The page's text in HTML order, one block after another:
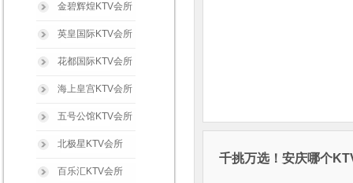
千挑万选！安庆哪个
金碧辉煌KTV会所
英皇国际KTV会所
花都国际KTV会所
海上皇宫KTV会所
五号公馆KTV会所
北极星KTV会所
百乐汇KTV会所